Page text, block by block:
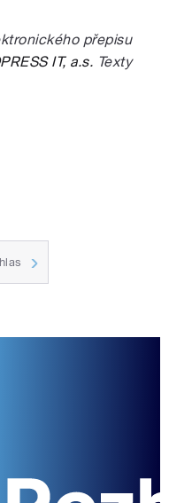
přepisu
IT, a.s. Texty